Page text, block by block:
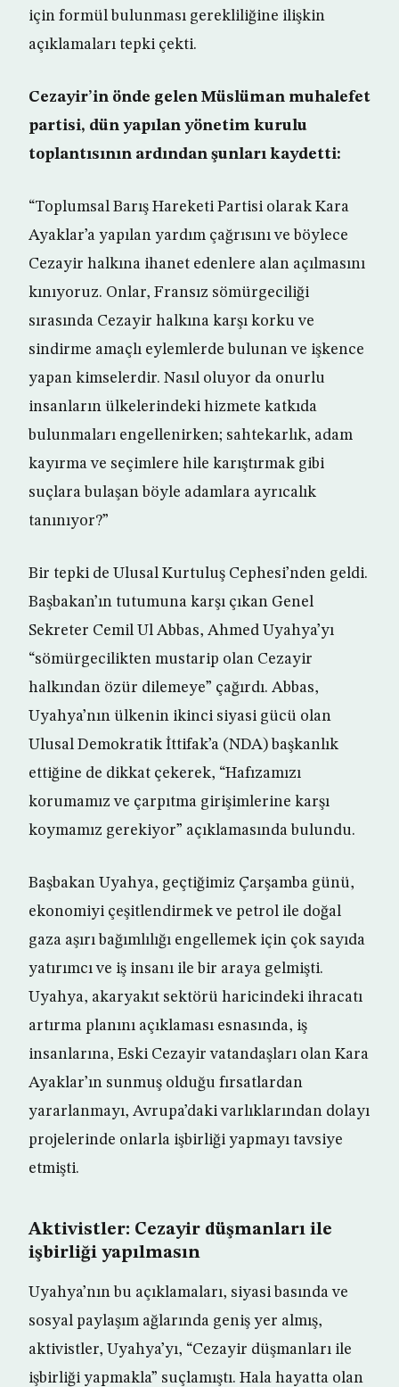
için formül bulunması gerekliliğine ilişkin
açıklamaları tepki çekti.
Cezayir’in önde gelen Müslüman muhalefet
partisi, dün yapılan yönetim kurulu
toplantısının ardından şunları kaydetti:
“Toplumsal Barış Hareketi Partisi olarak Kara
Ayaklar’a yapılan yardım çağrısını ve böylece
Cezayir halkına ihanet edenlere alan açılmasını
kınıyoruz. Onlar, Fransız sömürgeciliği
sırasında Cezayir halkına karşı korku ve
sindirme amaçlı eylemlerde bulunan ve işkence
yapan kimselerdir. Nasıl oluyor da onurlu
insanların ülkelerindeki hizmete katkıda
bulunmaları engellenirken; sahtekarlık, adam
kayırma ve seçimlere hile karıştırmak gibi
suçlara bulaşan böyle adamlara ayrıcalık
tanınıyor?”
Bir tepki de Ulusal Kurtuluş Cephesi’nden geldi.
Başbakan’ın tutumuna karşı çıkan Genel
Sekreter Cemil Ul Abbas, Ahmed Uyahya’yı
“sömürgecilikten mustarip olan Cezayir
halkından özür dilemeye” çağırdı. Abbas,
Uyahya’nın ülkenin ikinci siyasi gücü olan
Ulusal Demokratik İttifak’a (NDA) başkanlık
ettiğine de dikkat çekerek, “Hafızamızı
korumamız ve çarpıtma girişimlerine karşı
koymamız gerekiyor” açıklamasında bulundu.
Başbakan Uyahya, geçtiğimiz Çarşamba günü,
ekonomiyi çeşitlendirmek ve petrol ile doğal
gaza aşırı bağımlılığı engellemek için çok sayıda
yatırımcı ve iş insanı ile bir araya gelmişti.
Uyahya, akaryakıt sektörü haricindeki ihracatı
artırma planını açıklaması esnasında, iş
insanlarına, Eski Cezayir vatandaşları olan Kara
Ayaklar’ın sunmuş olduğu fırsatlardan
yararlanmayı, Avrupa’daki varlıklarından dolayı
projelerinde onlarla işbirliği yapmayı tavsiye
etmişti.
Aktivistler: Cezayir düşmanları ile
işbirliği yapılmasın
Uyahya’nın bu açıklamaları, siyasi basında ve
sosyal paylaşım ağlarında geniş yer almış,
aktivistler, Uyahya’yı, “Cezayir düşmanları ile
işbirliği yapmakla” suçlamıştı. Hala hayatta olan